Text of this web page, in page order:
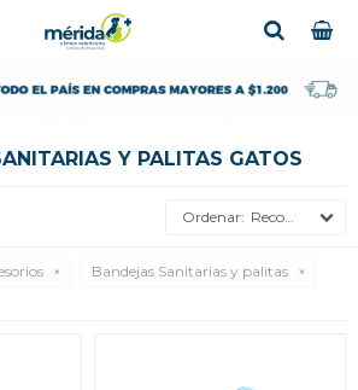
Y PALITAS GATOS
Recomendados
Bandejas Sanitarias y palitas